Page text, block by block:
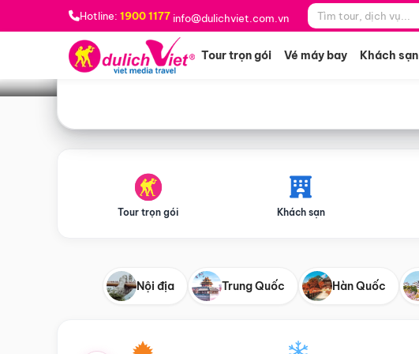
Hotline: 1900 1177 info@dulichviet.com.vn
Tour trọn gói Vé máy bay Khách sạn
Bạn muốn đi đâu? *
Tour trọn gói Khách sạn
Nội địa Trung Quốc Hàn Quốc